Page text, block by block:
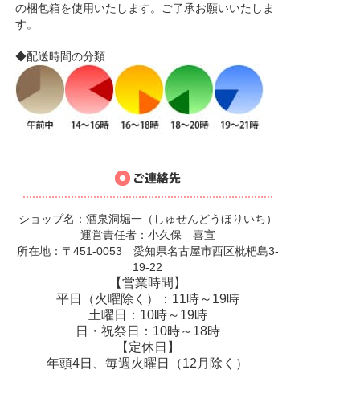
の梱包箱を使用いたします。ご了承お願いいたしま
す。
◆配送時間の分類
ショップ名：酒泉洞堀一（しゅせんどうほりいち）
運営責任者：小久保 喜宣
所在地：〒451-0053 愛知県名古屋市西区枇杷島3-
19-22
【営業時間】
平日（火曜除く）：11時～19時
土曜日：10時～19時
日・祝祭日：10時～18時
【定休日】
年頭4日、毎週火曜日（12月除く）